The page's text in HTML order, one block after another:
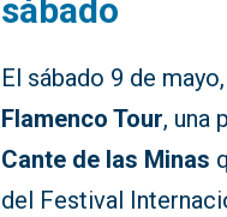
sábado
El sábado 9 de
Flamenco Tour, una
Cante de las Minas
del Festival